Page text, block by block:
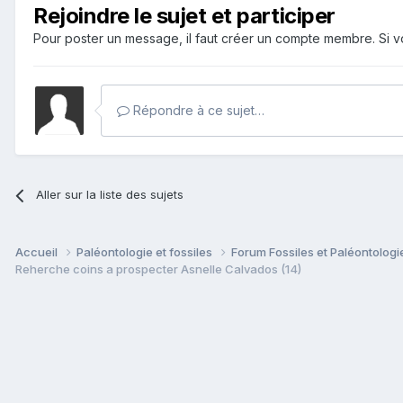
Rejoindre le sujet et participer
Pour poster un message, il faut créer un compte membre. Si
Répondre à ce sujet…
Aller sur la liste des sujets
Accueil Paléontologie et fossiles Forum Fossiles et
Reherche coins a prospecter Asnelle Calvados (14)